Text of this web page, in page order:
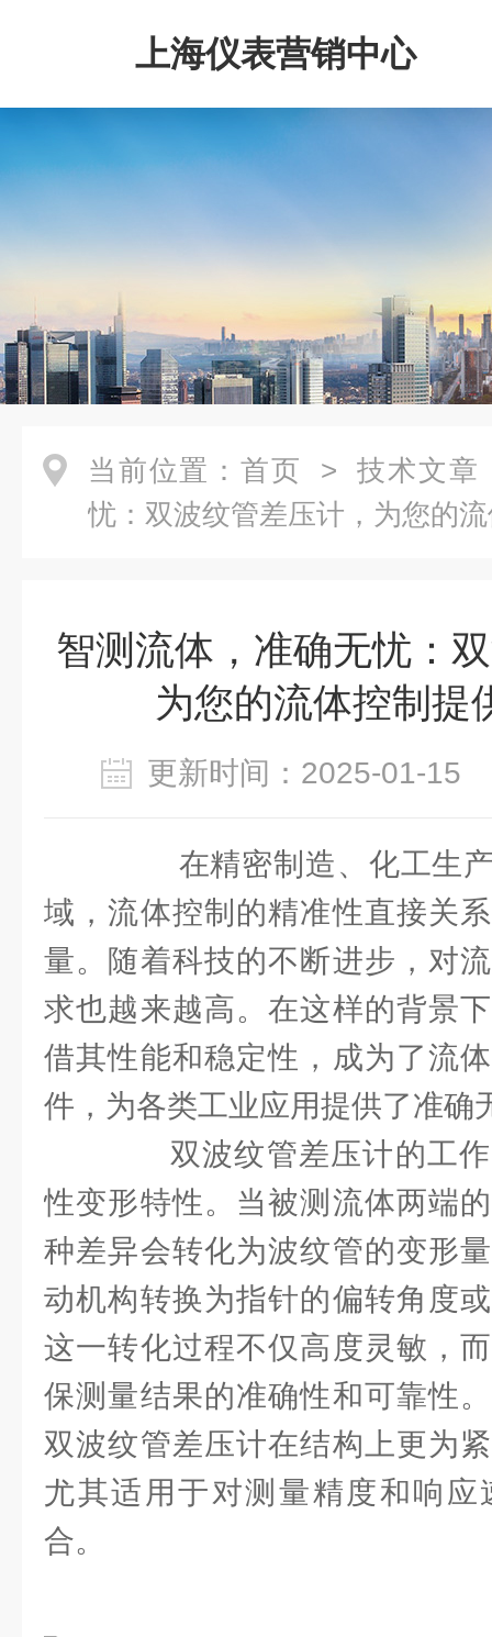
上海仪表营销中心
当前位置： 首页 > 技术文章
忧：双波纹管差压计，为您的
智测流体，准确无忧：
为您的流体控制提
更新时间：2025-01-
在精密制造、化工生产
域，流体控制的精准性直接关
量。随着科技的不断进步，对
求也越来越高。在这样的背景
借其性能和稳定性，成为了流
件，为各类工业应用提供了准确
双波纹管差压计的工作
性变形特性。当被测流体两端
种差异会转化为波纹管的变形
动机构转换为指针的偏转角度
这一转化过程不仅高度灵敏，
保测量结果的准确性和可靠性
双波纹管差压计在结构上更为
尤其适用于对测量精度和响
合。